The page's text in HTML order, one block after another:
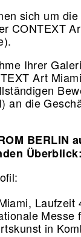
sich um
CONTEXT
Ihrer
Art
an die
BERLIN
Laufzeit
Messe
in